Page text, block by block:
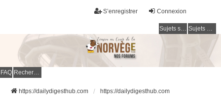
Connexion
S’enregistrer
Sujets sans réponse Sujets actifs
FAQ Rechercher
https://dailydigesthub.com https://dailydigesthub.com